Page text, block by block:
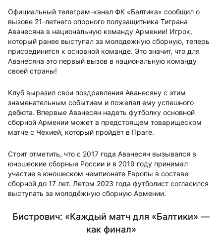
Официальный телеграм-канал ФК «Балтика» сообщил о
вызове 21-летнего опорного полузащитника Тиграна
Аванесяна в национальную команду Армении! Игрок,
который ранее выступал за молодежную сборную, теперь
присоединится к основной команде. Это значит, что для
Аванесяна это первый вызов в национальную команду
своей страны!
Клуб выразил свои поздравления Аванесяну с этим
знаменательным событием и пожелал ему успешного
дебюта. Впервые Аванесян надеть футболку основной
сборной Армении может в предстоящем товарищеском
матче с Чехией, который пройдёт в Праге.
Стоит отметить, что с 2017 года Аванесян вызывался в
юношеские сборные России и в 2019 году принимал
участие в юношеском чемпионате Европы в составе
сборной до 17 лет. Летом 2023 года футболист согласился
выступать за молодёжную сборную Армении.
Бистрович: «Каждый матч для «Балтики» —
как финал»